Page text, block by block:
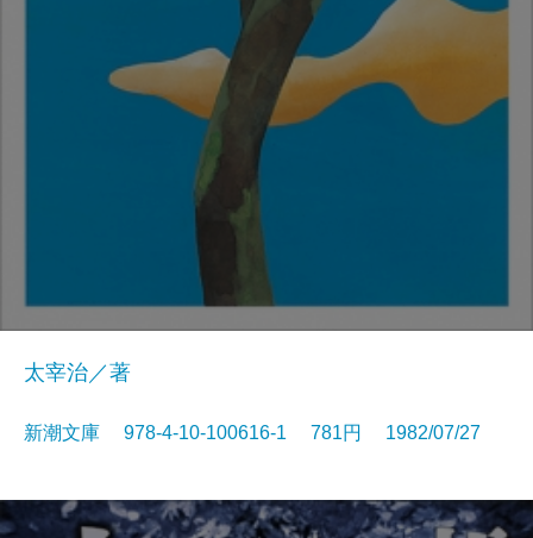
太宰治／著
新潮文庫 978-4-10-100616-1 781円 1982/07/27